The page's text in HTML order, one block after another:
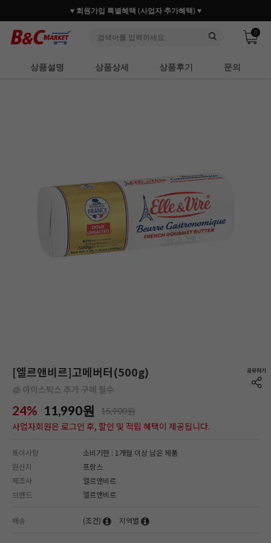
30만 홈베이커 1.2만 사업자가 즐겨찾는 마켓리더
0
상품설명 상품상세 상품후기 문의
[엘르앤비르]고메버터(500g)
🧊 아이스박스 추가 구매 필수
24% 11,990원 15,900원
사업자회원은 로그인 후, 할인 및 적립 혜택이 제공됩니다.
특이사항
소비기한 : 1개월 이상 남은 제품
원산지
프랑스
제조사
엘르앤비르
브랜드
엘르앤비르
배송 (조건) 지역별